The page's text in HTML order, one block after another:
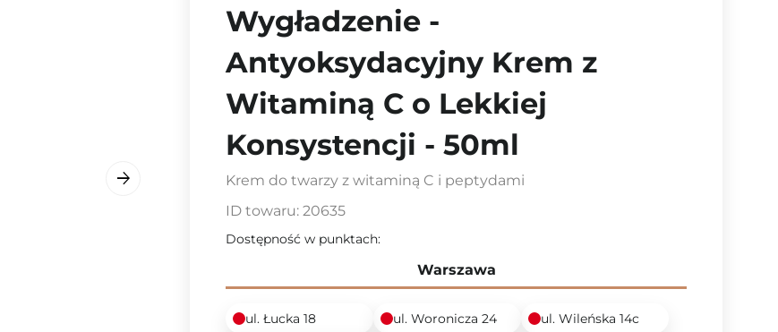
Wygładzenie -
Antyoksydacyjny Krem z
Witaminą C o Lekkiej
Konsystencji - 50ml
Krem do twarzy z witaminą C i peptydami
ID towaru: 20635
Dostępność w punktach:
Warszawa
ul. Łucka 18 ul. Woronicza 24
ul. Wileńska 14c